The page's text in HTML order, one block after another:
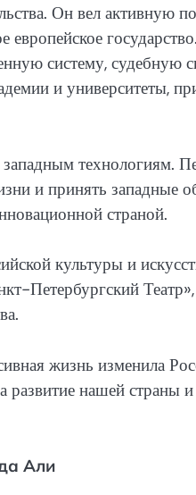
Он вел активную
систему, судебную
и университеты,
технологиям.
и принять западные
страной.
культуры и
Петербургский
жизнь изменила
нашей страны
Али